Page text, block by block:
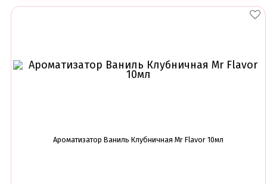
Ароматизатор Ваниль Клубничная Mr Flavor 10мл